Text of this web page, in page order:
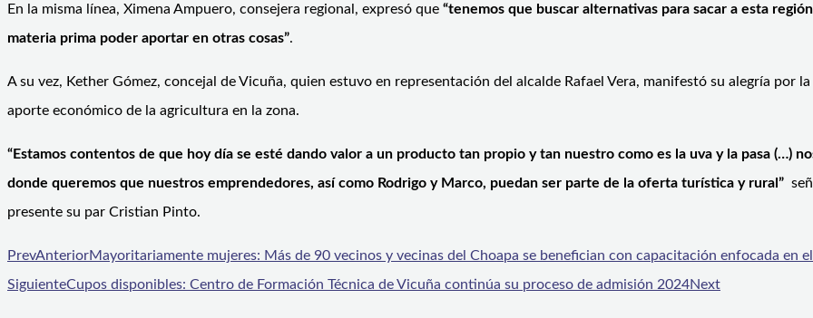
En la misma línea, Ximena Ampuero, consejera regional, expresó que “tenemos que buscar alternativas para sacar a esta
materia prima poder aportar en otras cosas”.
A su vez, Kether Gómez, concejal de Vicuña, quien estuvo en representación del alcalde Rafael Vera, manifestó su alegría por
aporte económico de la agricultura en la zona.
“Estamos contentos de que hoy día se esté dando valor a un producto tan propio y tan nuestro como es la uva y la pasa (…)
donde queremos que nuestros emprendedores, así como Rodrigo y Marco, puedan ser parte de la oferta turística y rural”
presente su par Cristian Pinto.
PrevAnteriorMayoritariamente mujeres: Más de 90 vecinos y vecinas del Choapa se benefician con capacitación enfocada en
SiguienteCupos disponibles: Centro de Formación Técnica de Vicuña continúa su proceso de admisión 2024Next